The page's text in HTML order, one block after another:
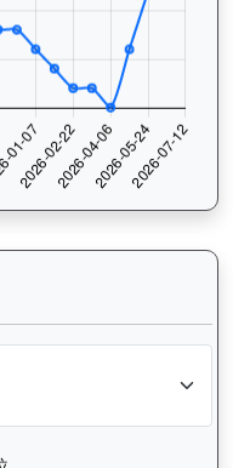
路程統計分析：查看香港賽